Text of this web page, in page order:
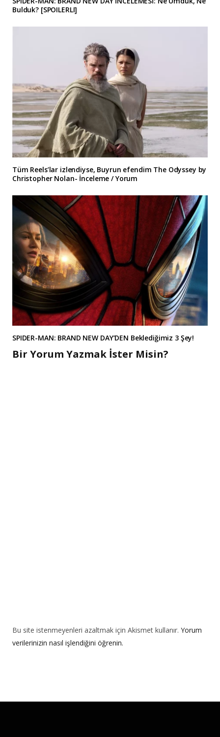
Bulduk? [SPOILERLI]
Tüm Reels’lar izlendiyse, Buyrun efendim The Odyssey by
Christopher Nolan- İnceleme / Yorum
SPIDER-MAN: BRAND NEW DAY’DEN Beklediğimiz 3 Şey!
Bir Yorum Yazmak İster Misin?
Bu site istenmeyenleri azaltmak için Akismet kullanır. Yorum
verilerinizin nasıl işlendiğini öğrenin.